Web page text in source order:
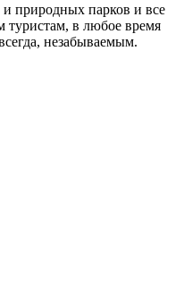
и природных парков и все
туристам, в любое время
незабываемым.